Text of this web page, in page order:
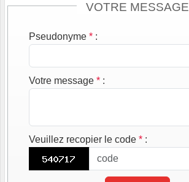
VOTRE MESSAGE
Pseudonyme * :
Votre message * :
Veuillez recopier le code * :